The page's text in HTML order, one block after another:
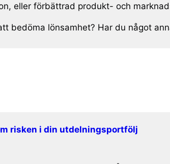
eller förbättrad produkt- och
bedöma lönsamhet? Har du något
risken i din utdelningsportfölj